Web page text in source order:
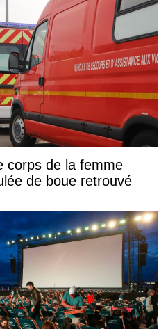
corps de la femme
de boue retrouvé